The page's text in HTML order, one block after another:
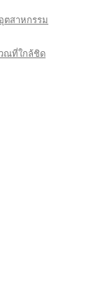
ตสาหกรรม
ณที่ใกล้ชิด